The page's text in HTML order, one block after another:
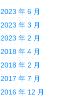
2023 年 6 月
2023 年 3 月
2023 年 2 月
2018 年 4 月
2018 年 2 月
2017 年 7 月
2016 年 12 月